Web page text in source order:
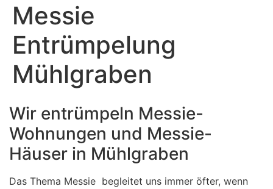
Messie
Entrümpelung
Mühlgraben
Wir entrümpeln Messie-
Wohnungen und Messie-
Häuser in Mühlgraben
Das Thema Messie begleitet uns immer öfter, wenn